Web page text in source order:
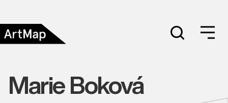
Marie Boková